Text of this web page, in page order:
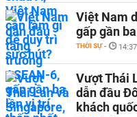
Việt Nam
gấp gần
THỜI SỰ -
Vượt Thái
dẫn đầu
khách